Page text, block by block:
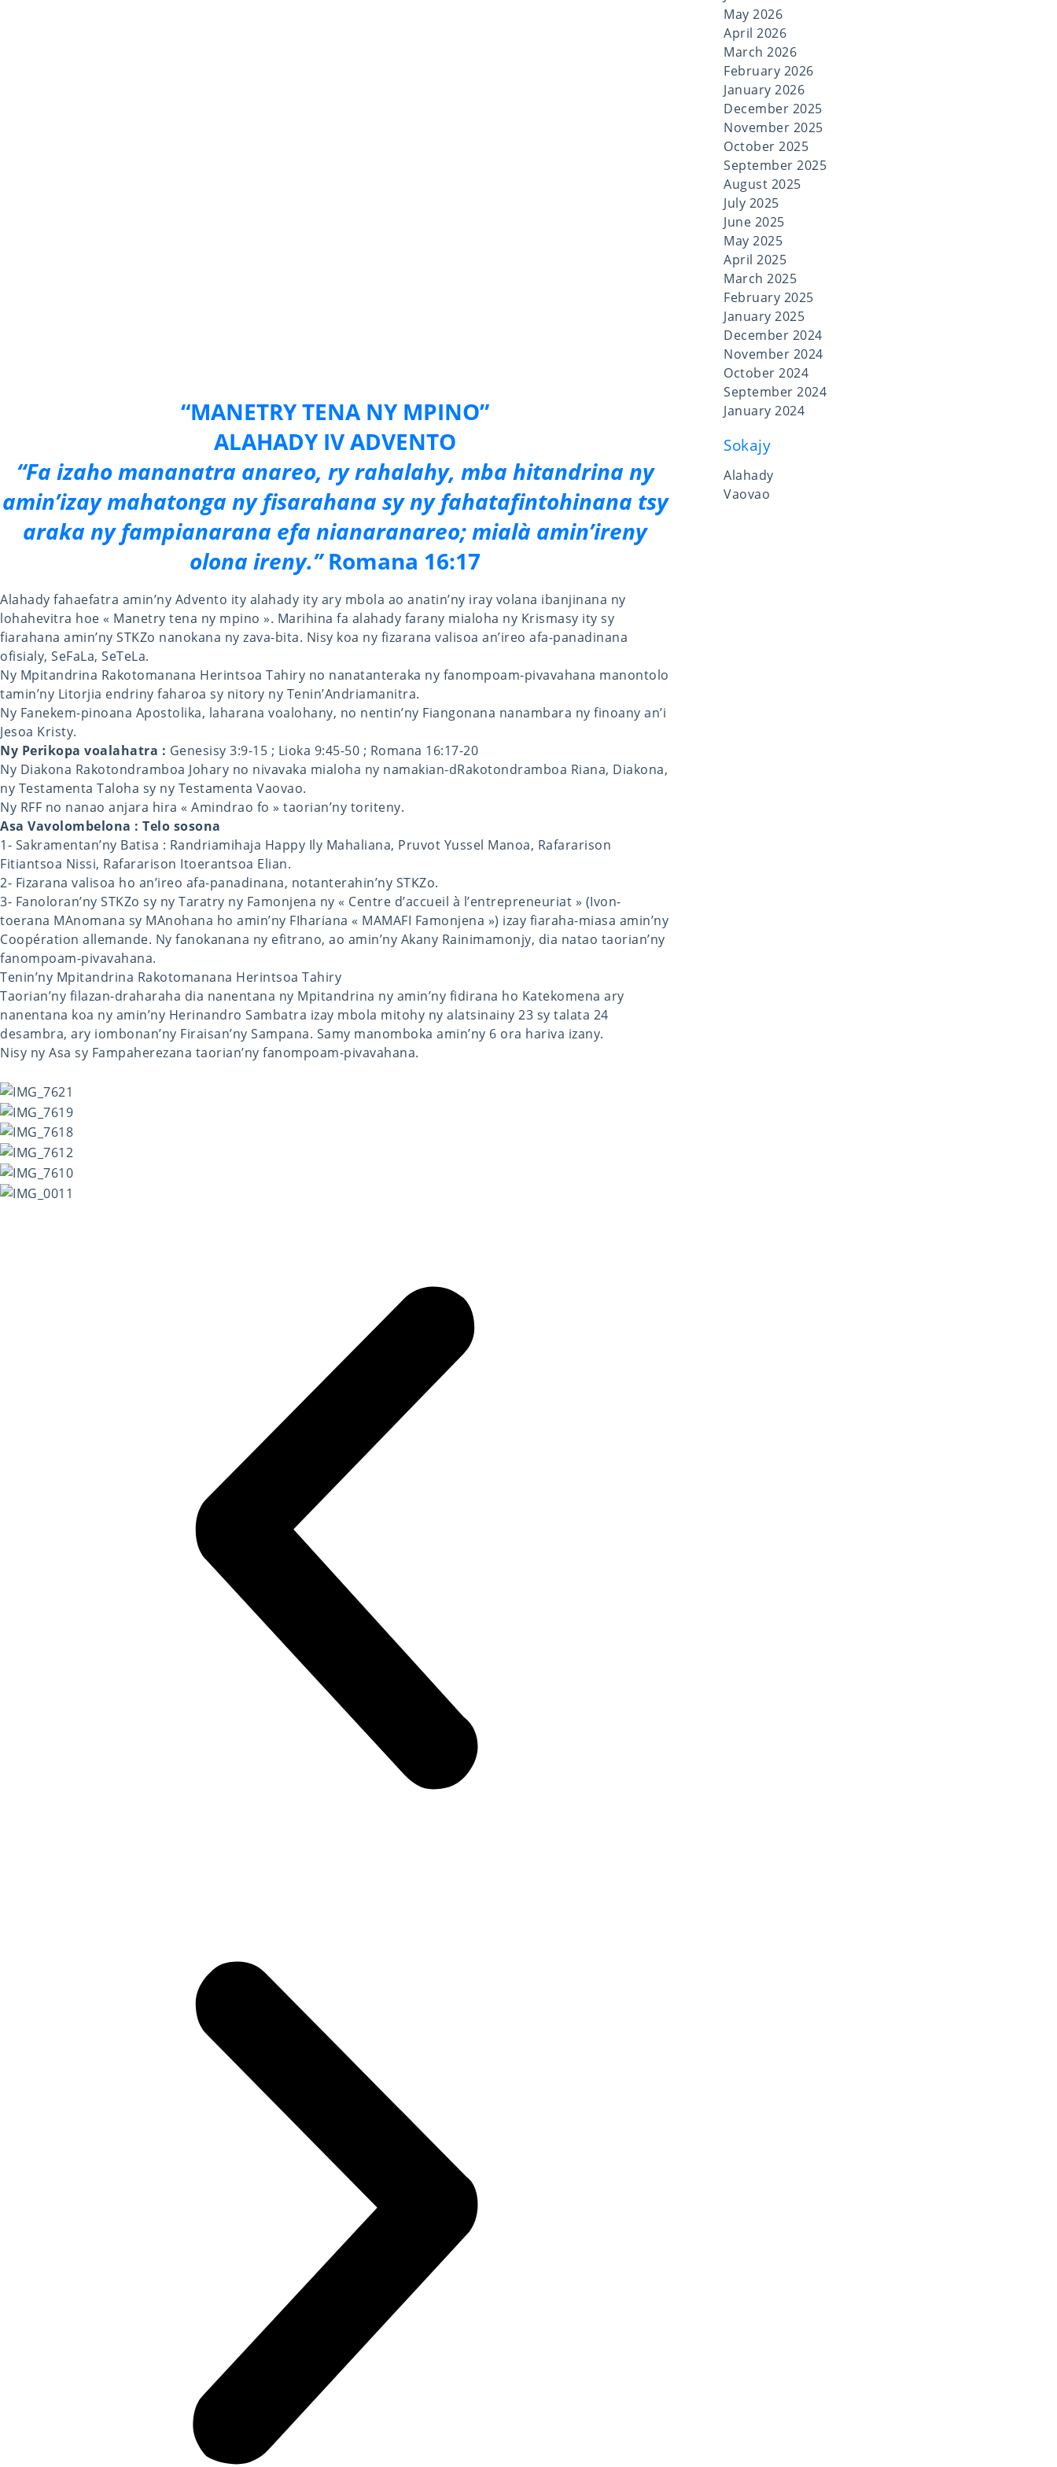
“MANETRY TENA NY MPINO”
ALAHADY IV ADVENTO
“Fa izaho mananatra anareo, ry rahalahy, mba hitandrina ny
amin’izay mahatonga ny fisarahana sy ny fahatafintohinana tsy
araka ny fampianarana efa nianaranareo; mialà amin’ireny
olona ireny.”Romana 16:17
Alahady fahaefatra amin’ny Advento ity alahady ity ary mbola ao anatin’ny iray volana ibanjinana ny
lohahevitra hoe « Manetry tena ny mpino ». Marihina fa alahady farany mialoha ny Krismasy ity sy
fiarahana amin’ny STKZo nanokana ny zava-bita. Nisy koa ny fizarana valisoa an’ireo afa-panadinana
ofisialy, SeFaLa, SeTeLa.
Ny Mpitandrina Rakotomanana Herintsoa Tahiry no nanatanteraka ny fanompoam-pivavahana manontolo
tamin’ny Litorjia endriny faharoa sy nitory ny Tenin’Andriamanitra.
Ny Fanekem-pinoana Apostolika, laharana voalohany, no nentin’ny Fiangonana nanambara ny finoany an’i
Jesoa Kristy.
Ny Perikopa voalahatra : Genesisy 3:9-15 ; Lioka 9:45-50 ; Romana 16:17-20
Ny Diakona Rakotondramboa Johary no nivavaka mialoha ny namakian-dRakotondramboa Riana, Diakona,
ny Testamenta Taloha sy ny Testamenta Vaovao.
Ny RFF no nanao anjara hira « Amindrao fo » taorian’ny toriteny.
Asa Vavolombelona : Telo sosona
1- Sakramentan’ny Batisa : Randriamihaja Happy Ily Mahaliana, Pruvot Yussel Manoa, Rafararison
Fitiantsoa Nissi, Rafararison Itoerantsoa Elian.
2- Fizarana valisoa ho an’ireo afa-panadinana, notanterahin’ny STKZo.
3- Fanoloran’ny STKZo sy ny Taratry ny Famonjena ny « Centre d’accueil à l’entrepreneuriat » (Ivon-
toerana MAnomana sy MAnohana ho amin’ny FIhariana « MAMAFI Famonjena ») izay fiaraha-miasa amin’ny
Coopération allemande. Ny fanokanana ny efitrano, ao amin’ny Akany Rainimamonjy, dia natao taorian’ny
fanompoam-pivavahana.
Tenin’ny Mpitandrina Rakotomanana Herintsoa Tahiry
Taorian’ny filazan-draharaha dia nanentana ny Mpitandrina ny amin’ny fidirana ho Katekomena ary
nanentana koa ny amin’ny Herinandro Sambatra izay mbola mitohy ny alatsinainy 23 sy talata 24
desambra, ary iombonan’ny Firaisan’ny Sampana. Samy manomboka amin’ny 6 ora hariva izany.
Nisy ny Asa sy Fampaherezana taorian’ny fanompoam-pivavahana.
May 2026
April 2026
March 2026
February 2026
January 2026
December 2025
November 2025
October 2025
September 2025
August 2025
July 2025
June 2025
May 2025
April 2025
March 2025
February 2025
January 2025
December 2024
November 2024
October 2024
September 2024
January 2024
Sokajy
Alahady
Vaovao